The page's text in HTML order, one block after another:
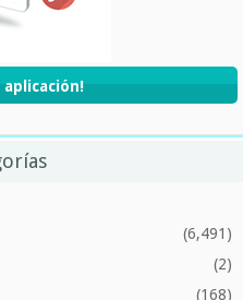
aplicación!
(6,491)
(2)
(168)